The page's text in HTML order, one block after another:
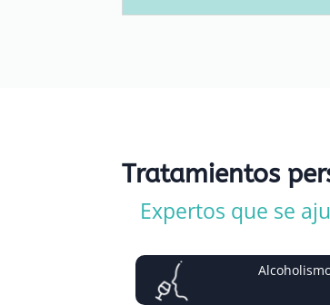
Tratamientos
Expertos que se